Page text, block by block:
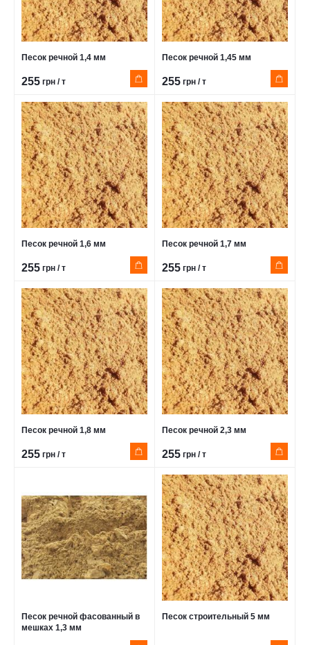
Песок речной 1,4 мм
255 грн / т
Песок речной 1,45 мм
255 грн / т
Песок речной 1,6 мм
255 грн / т
Песок речной 1,7 мм
255 грн / т
Песок речной 1,8 мм
255 грн / т
Песок речной 2,3 мм
255 грн / т
Песок речной фасованный в
мешках 1,3 мм
Песок строительный 5 мм